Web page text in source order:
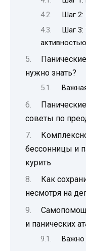
Шаг 2:
Шаг 3:
активностью
нужно знать?
советы по
бессонницы и
курить
Как
несмотря на
и панических
Важно